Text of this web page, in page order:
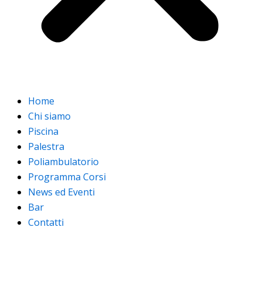
Home
Chi siamo
Piscina
Palestra
Poliambulatorio
Programma Corsi
News ed Eventi
Bar
Contatti